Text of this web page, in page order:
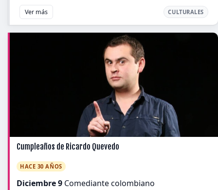
Ver más CULTURALES
Cumpleaños de Ricardo Quevedo
HACE 30 AÑOS
Diciembre 9 Comediante colombiano